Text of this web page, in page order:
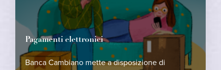
Pagamenti elettronici
Banca Cambiano mette a disposizione di